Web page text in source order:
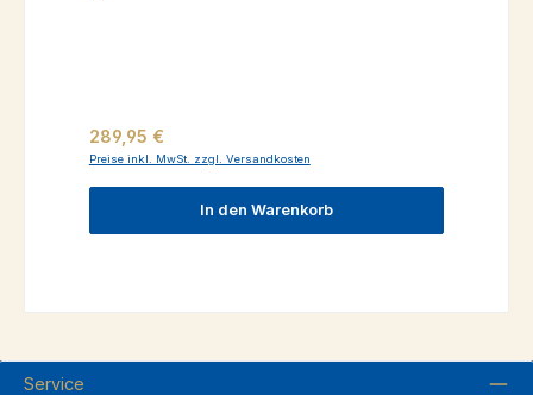
Regulärer Preis:
289,95 €
Preise inkl. MwSt. zzgl. Versandkosten
In den Warenkorb
Service